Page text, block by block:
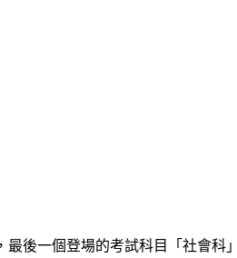
最後一個登場的考試科目「社會